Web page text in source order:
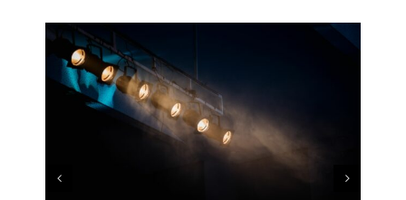
Música al Parc: Liza
Wuyts & Bech